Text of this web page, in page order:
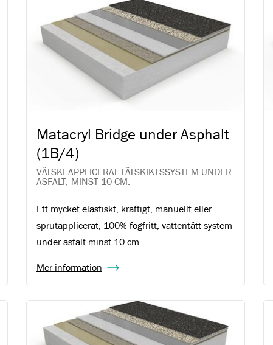
Matacryl Bridge under Asphalt
(1B/4)
VÄTSKEAPPLICERAT TÄTSKIKTSSYSTEM UNDER
ASFALT, MINST 10 CM.
Ett mycket elastiskt, kraftigt, manuellt eller
sprutapplicerat, 100% fogfritt, vattentätt system
under asfalt minst 10 cm.
Mer information